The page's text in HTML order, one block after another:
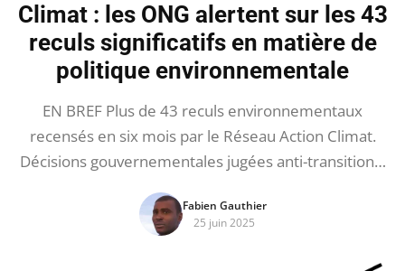
Climat : les ONG alertent sur les 43
reculs significatifs en matière de
politique environnementale
EN BREF Plus de 43 reculs environnementaux
recensés en six mois par le Réseau Action Climat.
Décisions gouvernementales jugées anti-transition…
Fabien Gauthier
25 juin 2025